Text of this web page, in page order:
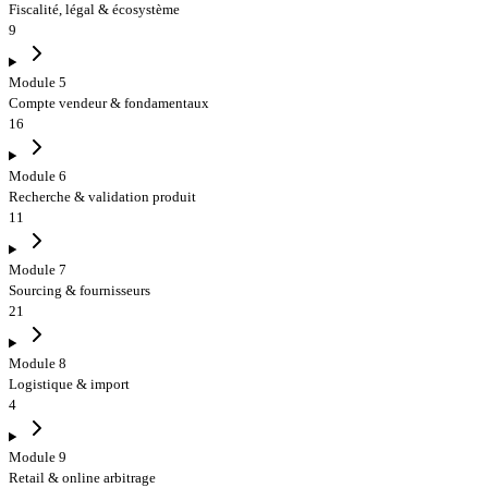
Fiscalité, légal & écosystème
9
Module 5
Compte vendeur & fondamentaux
16
Module 6
Recherche & validation produit
11
Module 7
Sourcing & fournisseurs
21
Module 8
Logistique & import
4
Module 9
Retail & online arbitrage